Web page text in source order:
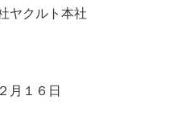
ヤクルト本社
月１６日